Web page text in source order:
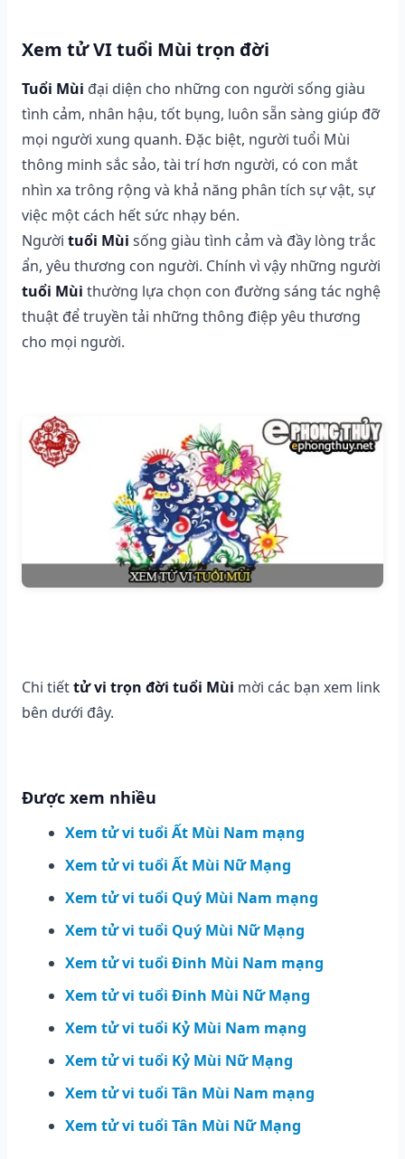
Xem tử VI tuổi Mùi trọn đời
Tuổi Mùi đại diện cho những con người sống giàu
tình cảm, nhân hậu, tốt bụng, luôn sẵn sàng giúp đỡ
mọi người xung quanh. Đặc biệt, người tuổi Mùi
thông minh sắc sảo, tài trí hơn người, có con mắt
nhìn xa trông rộng và khả năng phân tích sự vật, sự
việc một cách hết sức nhạy bén.
Người tuổi Mùi sống giàu tình cảm và đầy lòng trắc
ẩn, yêu thương con người. Chính vì vậy những người
tuổi Mùi thường lựa chọn con đường sáng tác nghệ
thuật để truyền tải những thông điệp yêu thương
cho mọi người.
Chi tiếttử vi trọn đời tuổi Mùi mời các bạn xem link
bên dưới đây.
Được xem nhiều
Xem tử vi tuổi Ất Mùi Nam mạng
Xem tử vi tuổi Ất Mùi Nữ Mạng
Xem tử vi tuổi Quý Mùi Nam mạng
Xem tử vi tuổi Quý Mùi Nữ Mạng
Xem tử vi tuổi Đinh Mùi Nam mạng
Xem tử vi tuổi Đinh Mùi Nữ Mạng
Xem tử vi tuổi Kỷ Mùi Nam mạng
Xem tử vi tuổi Kỷ Mùi Nữ Mạng
Xem tử vi tuổi Tân Mùi Nam mạng
Xem tử vi tuổi Tân Mùi Nữ Mạng